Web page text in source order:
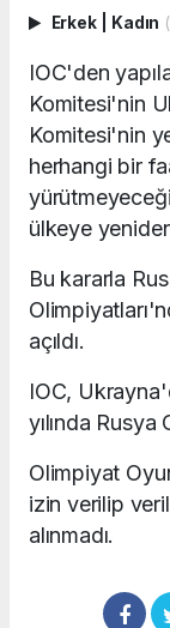
Erkek Kadın
IOC'den
Komitesi'nin
Komitesi'nin
herhangi bir
ülkeye
Bu kararla
açıldı.
IOC,
yılında Rusya
Olimpiyat
izin verilip
alınmadı.